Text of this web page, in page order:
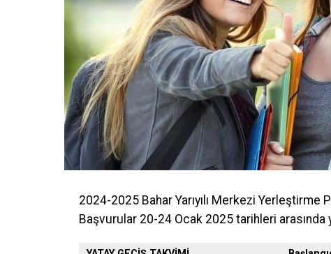
2024-2025 Bahar Yarıyılı Merkezi Yerleştirme
Başvurular 20-24 Ocak 2025 tarihleri arasında